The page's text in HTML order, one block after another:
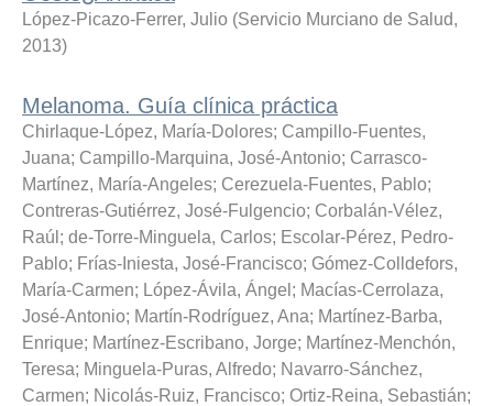
López-Picazo-Ferrer, Julio (Servicio Murciano de Salud,
2013)
Melanoma. Guía clínica práctica
Chirlaque-López, María-Dolores; Campillo-Fuentes,
Juana; Campillo-Marquina, José-Antonio; Carrasco-
Martínez, María-Angeles; Cerezuela-Fuentes, Pablo;
Contreras-Gutiérrez, José-Fulgencio; Corbalán-Vélez,
Raúl ; de-Torre-Minguela, Carlos; Escolar-Pérez, Pedro-
Pablo; Frías-Iniesta, José-Francisco; Gómez-Colldefors,
María-Carmen; López-Ávila, Ángel ; Macías-Cerrolaza,
José-Antonio; Martín-Rodríguez, Ana; Martínez-Barba,
Enrique; Martínez-Escribano, Jorge; Martínez-Menchón,
Teresa; Minguela-Puras, Alfredo; Navarro-Sánchez,
Carmen; Nicolás-Ruiz, Francisco; Ortiz-Reina, Sebastián;